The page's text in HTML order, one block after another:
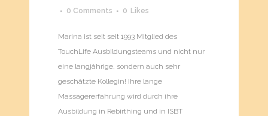
0 Comments
0 Likes
Marina ist seit seit 1993 Mitglied des
TouchLife Ausbildungsteams und nicht nur
eine langjährige, sondern auch sehr
geschätzte Kollegin! Ihre lange
Massagererfahrung wird durch ihre
Ausbildung in Rebirthing und in ISBT